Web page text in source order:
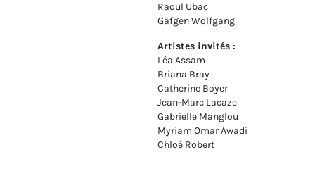
Raoul Ubac
Gäfgen Wolfgang
Artistes invités :
Léa Assam
Briana Bray
Catherine Boyer
Jean-Marc Lacaze
Gabrielle Manglou
Myriam Omar Awadi
Chloé Robert